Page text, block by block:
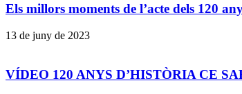
Els millors moments de l’acte dels 120
13 de juny de 2023
VÍDEO 120 ANYS D’HISTÒRIA CE